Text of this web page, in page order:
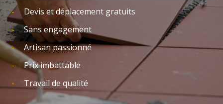
Devis et déplacement gratuits
Sans engagement
Artisan passionné
Prix imbattable
Travail de qualité